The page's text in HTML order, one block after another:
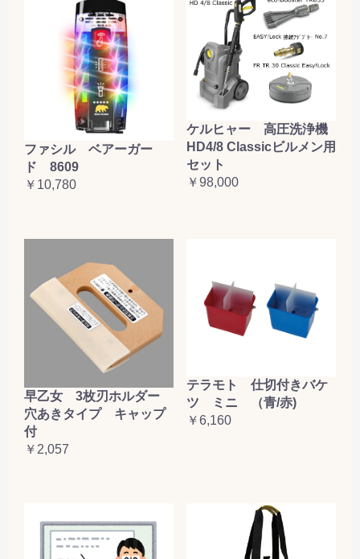
ファシル ベアーガー
ド 8609
￥10,780
ケルヒャー 高圧洗浄機
HD4/8 Classicビルメン用
セット
￥98,000
早乙女 3枚刃ホルダー
穴あきタイプ キャップ
付
￥2,057
テラモト 仕切付きバケ
ツ ミニ （青/赤)
￥6,160